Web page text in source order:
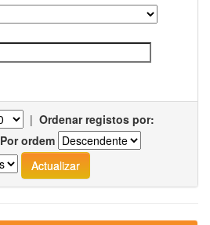
| Ordenar registos por:
Por ordem